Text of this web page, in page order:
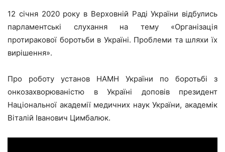
12 січня 2020 року в Верховній Раді України відбулись
парламентські слухання на тему «Організація
протиракової боротьби в Україні. Проблеми та шляхи їх
вирішення».
Про роботу установ НАМН України по боротьбі з
онкозахворюваністю в Україні доповів президент
Національної академії медичних наук України, академік
Віталій Іванович Цимбалюк.